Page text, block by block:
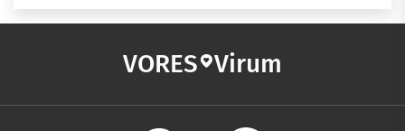
VORES Virum